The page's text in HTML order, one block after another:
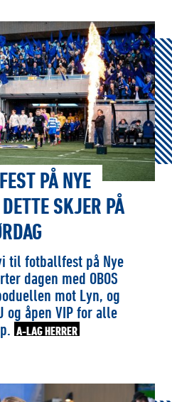
PÅ NYE
SKJER PÅ
til fotballfest på Nye
dagen med OBOS
mot Lyn, og
og åpen VIP for alle
A-LAG HERRER